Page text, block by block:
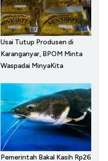
Usai Tutup Produsen di
Karanganyar, BPOM Minta
Waspadai MinyaKita
Pemerintah Bakal Kasih Rp26